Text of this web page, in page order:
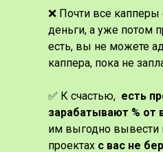
❌ Почти все капперы
деньги, а уже потом
есть, вы не можете
каппера, пока не
✅ К счастью, есть
зарабатывают % от
им выгодно вывести
проектах с вас не